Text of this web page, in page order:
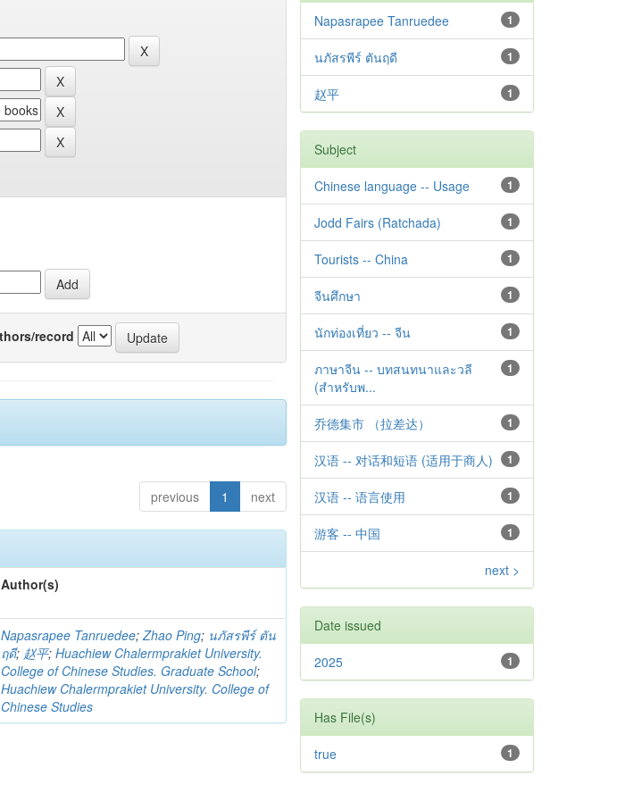
record
previous 1 next
Author(s)
Napasrapee Tanruedee;Zhao Ping; นภัสรพีร์ ตัน
ฤดี; 赵平;Huachiew Chalermprakiet University.
College of Chinese Studies. Graduate School;
Huachiew Chalermprakiet University. College of
Chinese Studies
1
Napasrapee Tanruedee
1
นภัสรพีร์ ตันฤดี
1
赵平
Subject
1
Chinese language -- Usage
1
Jodd Fairs (Ratchada)
1
Tourists -- China
1
จีนศึกษา
1
นักท่องเที่ยว -- จีน
1
ภาษาจีน -- บทสนทนาและวลี
(สำหรับพ...
1
乔德集市 （拉差达）
1
汉语 -- 对话和短语 (适用于商人)
1
汉语 -- 语言使用
1
游客 -- 中国
next >
Date issued
1
2025
Has File(s)
1
true